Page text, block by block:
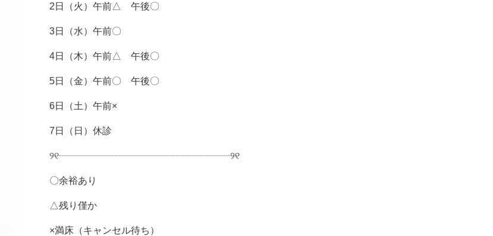
2日（火）午前△ 午後〇
3日（水）午前〇
4日（木）午前△ 午後〇
5日（金）午前〇 午後〇
6日（土）午前×
7日（日）休診
୨୧┈┈┈┈┈┈┈┈┈┈┈┈┈┈┈┈┈┈୨୧
〇余裕あり
△残り僅か
×満床（キャンセル待ち）